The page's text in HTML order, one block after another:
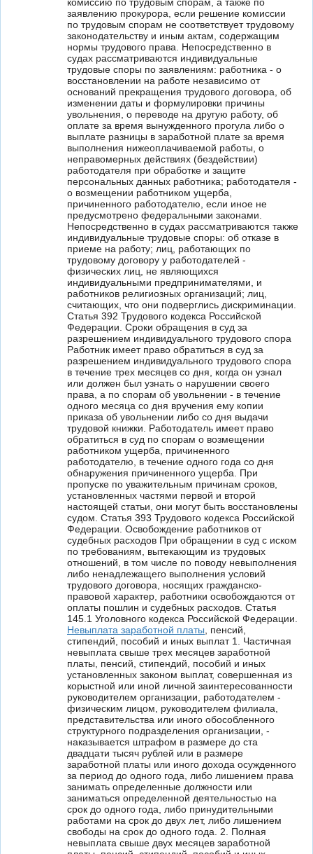
заявлению прокурора, если решение комиссии
по трудовым спорам не соответствует трудовому
законодательству и иным актам, содержащим
нормы трудового права. Непосредственно в
судах рассматриваются индивидуальные
трудовые споры по заявлениям: работника - о
восстановлении на работе независимо от
оснований прекращения трудового договора, об
изменении даты и формулировки причины
увольнения, о переводе на другую работу, об
оплате за время вынужденного прогула либо о
выплате разницы в заработной плате за время
выполнения нижеоплачиваемой работы, о
неправомерных действиях (бездействии)
работодателя при обработке и защите
персональных данных работника; работодателя -
о возмещении работником ущерба,
причиненного работодателю, если иное не
предусмотрено федеральными законами.
Непосредственно в судах рассматриваются также
индивидуальные трудовые споры: об отказе в
приеме на работу; лиц, работающих по
трудовому договору у работодателей -
физических лиц, не являющихся
индивидуальными предпринимателями, и
работников религиозных организаций; лиц,
считающих, что они подверглись дискриминации.
Статья 392 Трудового кодекса Российской
Федерации. Сроки обращения в суд за
разрешением индивидуального трудового спора
Работник имеет право обратиться в суд за
разрешением индивидуального трудового спора
в течение трех месяцев со дня, когда он узнал
или должен был узнать о нарушении своего
права, а по спорам об увольнении - в течение
одного месяца со дня вручения ему копии
приказа об увольнении либо со дня выдачи
трудовой книжки. Работодатель имеет право
обратиться в суд по спорам о возмещении
работником ущерба, причиненного
работодателю, в течение одного года со дня
обнаружения причиненного ущерба. При
пропуске по уважительным причинам сроков,
установленных частями первой и второй
настоящей статьи, они могут быть восстановлены
судом. Статья 393 Трудового кодекса Российской
Федерации. Освобождение работников от
судебных расходов При обращении в суд с иском
по требованиям, вытекающим из трудовых
отношений, в том числе по поводу невыполнения
либо ненадлежащего выполнения условий
трудового договора, носящих гражданско-
правовой характер, работники освобождаются от
оплаты пошлин и судебных расходов. Статья
145.1 Уголовного кодекса Российской Федерации.
Невыплата заработной платы , пенсий,
стипендий, пособий и иных выплат 1. Частичная
невыплата свыше трех месяцев заработной
платы, пенсий, стипендий, пособий и иных
установленных законом выплат, совершенная из
корыстной или иной личной заинтересованности
руководителем организации, работодателем -
физическим лицом, руководителем филиала,
представительства или иного обособленного
структурного подразделения организации, -
наказывается штрафом в размере до ста
двадцати тысяч рублей или в размере
заработной платы или иного дохода осужденного
за период до одного года, либо лишением права
занимать определенные должности или
заниматься определенной деятельностью на
срок до одного года, либо принудительными
работами на срок до двух лет, либо лишением
свободы на срок до одного года. 2. Полная
невыплата свыше двух месяцев заработной